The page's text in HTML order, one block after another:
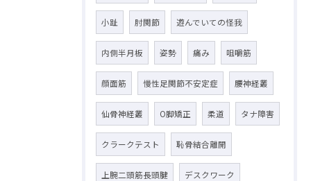
小趾 肘関節 遊んでいての怪我
内側半月板 姿勢 痛み 咀嚼筋
顔面筋 慢性足関節不安定症 腰神経叢
仙骨神経叢 O脚矯正 柔道 タナ障害
クラークテスト 恥骨結合離開
上腕二頭筋長頭腱 デスクワーク